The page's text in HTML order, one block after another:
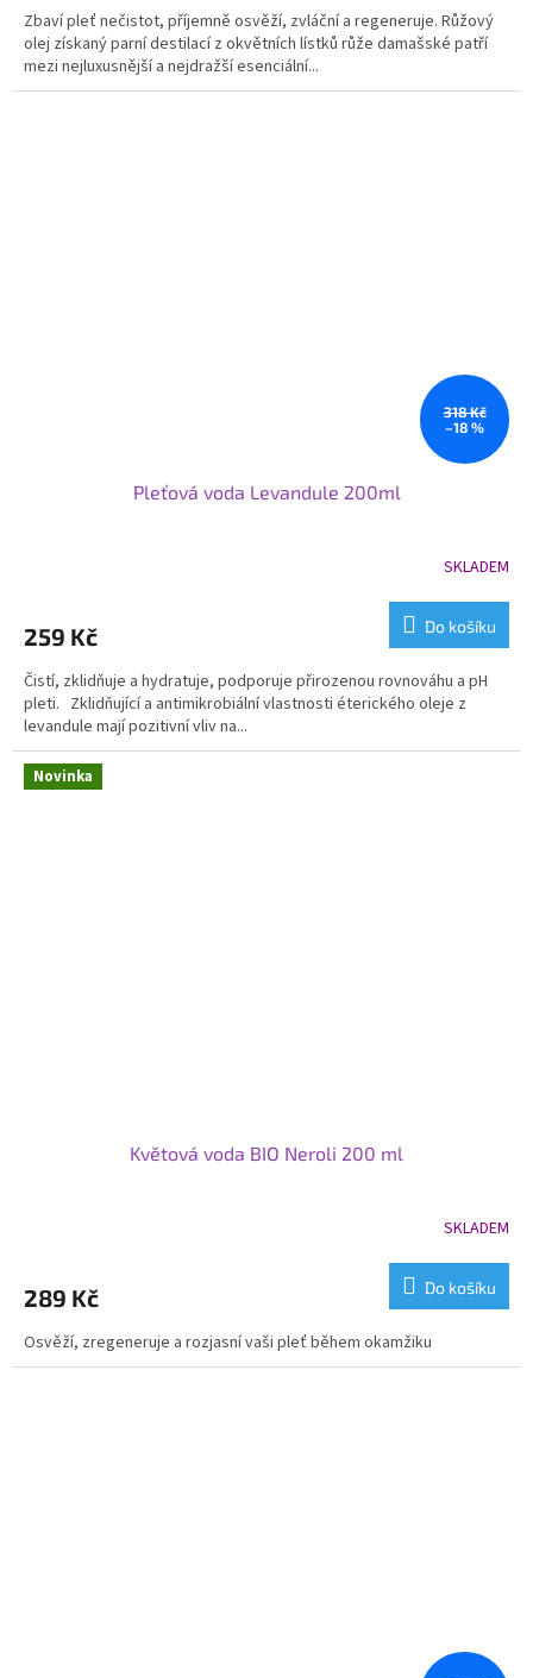
z
5
hvězdiček.
Zbaví pleť nečistot, příjemně osvěží, zvláční a regeneruje. Růžový
olej získaný parní destilací z okvětních lístků růže damašské patří
mezi nejluxusnější a nejdražší esenciální...
318 Kč
–18 %
Pleťová voda Levandule 200ml
SKLADEM
259 Kč Do košíku
Čistí, zklidňuje a hydratuje, podporuje přirozenou rovnováhu a pH
pleti. Zklidňující a antimikrobiální vlastnosti éterického oleje z
levandule mají pozitivní vliv na...
Novinka
Květová voda BIO Neroli 200 ml
SKLADEM
289 Kč Do košíku
Osvěží, zregeneruje a rozjasní vaši pleť během okamžiku